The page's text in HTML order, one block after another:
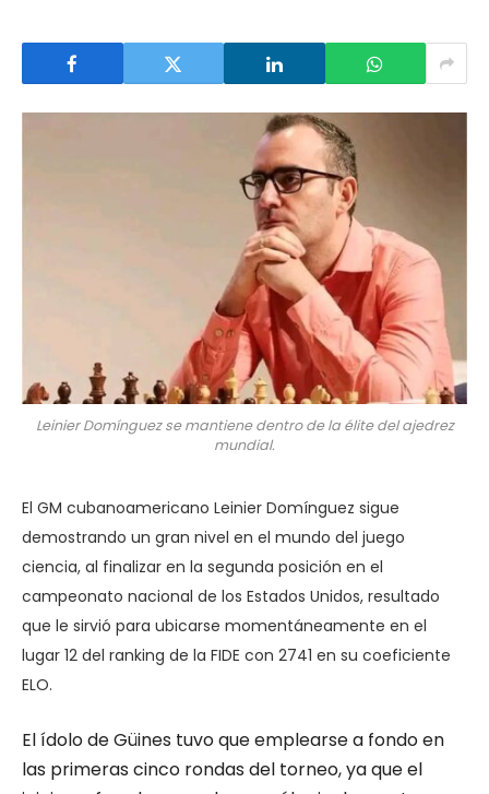
Leinier Domínguez se mantiene dentro de la élite del ajedrez
mundial.
El GM cubanoamericano Leinier Domínguez sigue
demostrando un gran nivel en el mundo del juego
ciencia, al finalizar en la segunda posición en el
campeonato nacional de los Estados Unidos, resultado
que le sirvió para ubicarse momentáneamente en el
lugar 12 del ranking de la FIDE con 2741 en su coeficiente
ELO.
El ídolo de Güines tuvo que emplearse a fondo en
las primeras cinco rondas del torneo, ya que el